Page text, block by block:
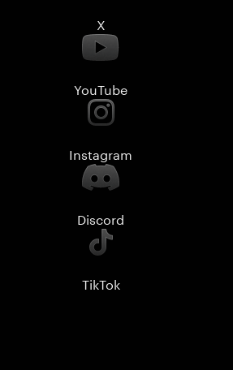
X
YouTube
Instagram
Discord
TikTok